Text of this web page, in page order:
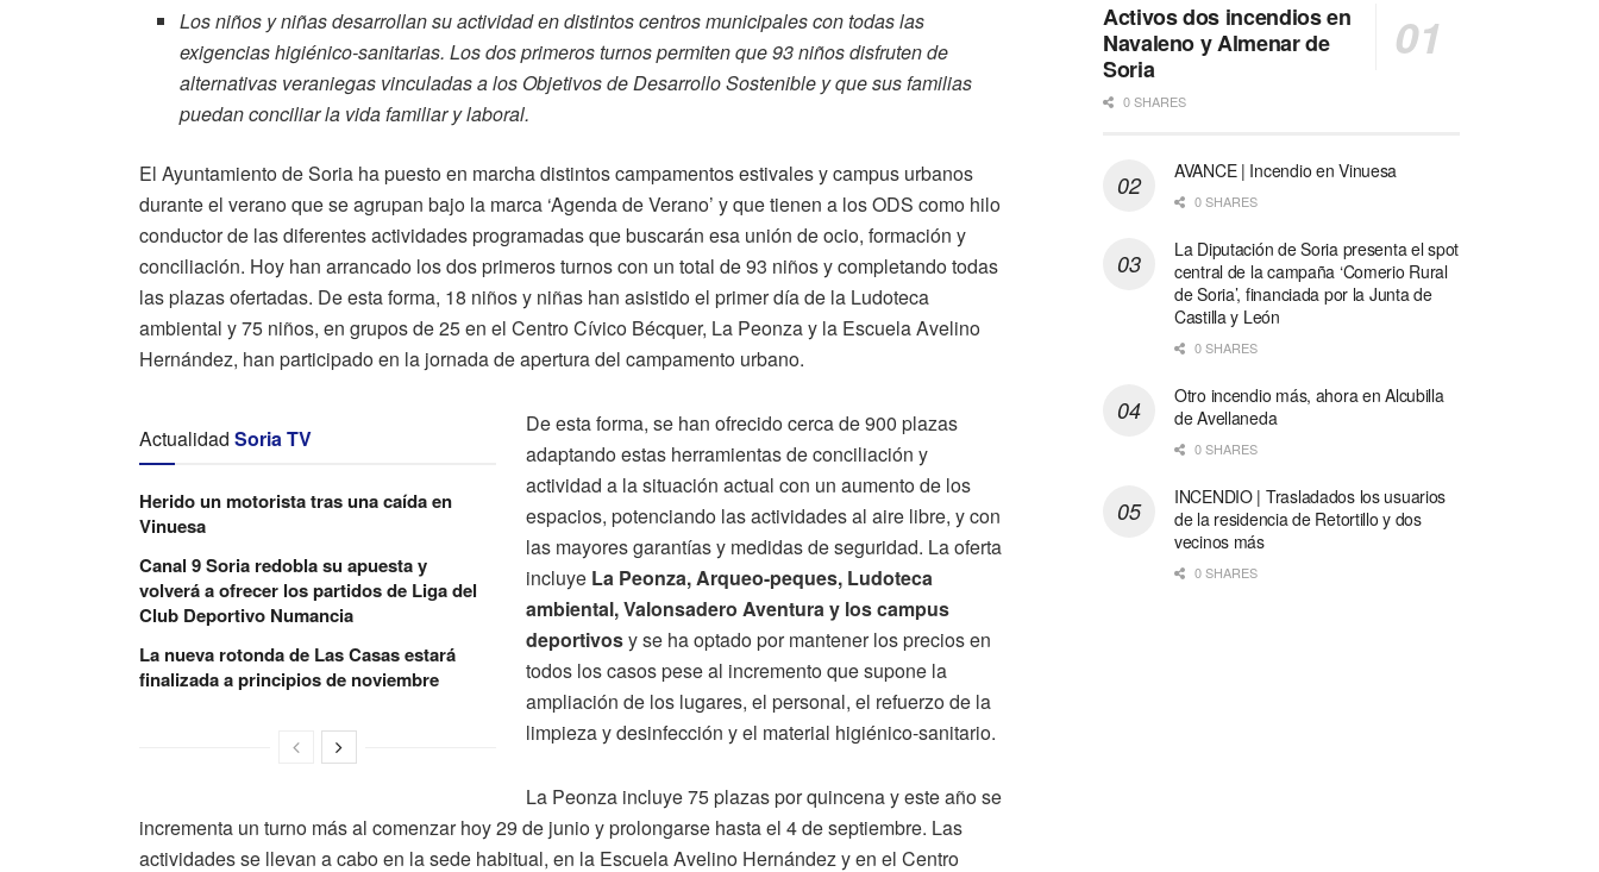
Los niños y niñas desarrollan su actividad en distintos centros municipales con todas las
exigencias higiénico-sanitarias. Los dos primeros turnos permiten que 93 niños disfruten de
alternativas veraniegas vinculadas a los Objetivos de Desarrollo Sostenible y que sus familias
puedan conciliar la vida familiar y laboral.
El Ayuntamiento de Soria ha puesto en marcha distintos campamentos estivales y campus urbanos
durante el verano que se agrupan bajo la marca ‘Agenda de Verano’ y que tienen a los ODS como hilo
conductor de las diferentes actividades programadas que buscarán esa unión de ocio, formación y
conciliación. Hoy han arrancado los dos primeros turnos con un total de 93 niños y completando todas
las plazas ofertadas. De esta forma, 18 niños y niñas han asistido el primer día de la Ludoteca
ambiental y 75 niños, en grupos de 25 en el Centro Cívico Bécquer, La Peonza y la Escuela Avelino
Hernández, han participado en la jornada de apertura del campamento urbano.
Actualidad Soria TV
Herido un motorista tras una caída en
Vinuesa
Canal 9 Soria redobla su apuesta y
volverá a ofrecer los partidos de Liga del
Club Deportivo Numancia
La nueva rotonda de Las Casas estará
finalizada a principios de noviembre
De esta forma, se han ofrecido cerca de 900 plazas
adaptando estas herramientas de conciliación y
actividad a la situación actual con un aumento de los
espacios, potenciando las actividades al aire libre, y con
las mayores garantías y medidas de seguridad. La oferta
incluye La Peonza, Arqueo-peques, Ludoteca
ambiental, Valonsadero Aventura y los campus
deportivosy se ha optado por mantener los precios en
todos los casos pese al incremento que supone la
ampliación de los lugares, el personal, el refuerzo de la
limpieza y desinfección y el material higiénico-sanitario.
La Peonza incluye 75 plazas por quincena y este año se
incrementa un turno más al comenzar hoy 29 de junio y prolongarse hasta el 4 de septiembre. Las
actividades se llevan a cabo en la sede habitual, en la Escuela Avelino Hernández y en el Centro
Activos dos incendios en
Navaleno y Almenar de
Soria
0 SHARES
AVANCE | Incendio en Vinuesa
0 SHARES
La Diputación de Soria presenta el spot
central de la campaña ‘Comerio Rural
de Soria’, financiada por la Junta de
Castilla y León
0 SHARES
Otro incendio más, ahora en Alcubilla
de Avellaneda
0 SHARES
INCENDIO | Trasladados los usuarios
de la residencia de Retortillo y dos
vecinos más
0 SHARES